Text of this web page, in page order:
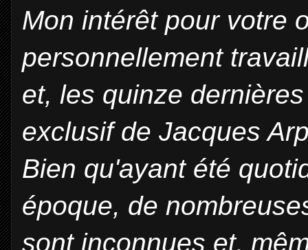
Mon intérêt pour votre
personnellement
et, les quinze
exclusif de Jacques
Bien qu'ayant été
époque, de
sont inconnues et,